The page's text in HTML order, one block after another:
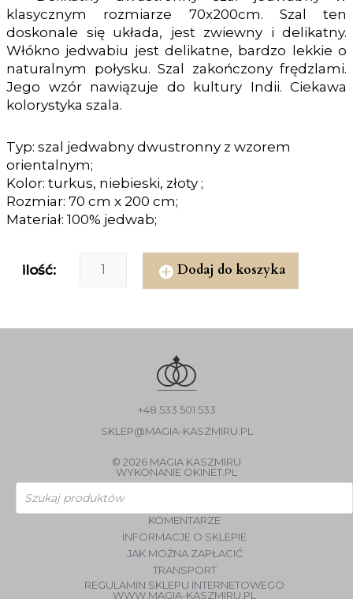
klasycznym rozmiarze 70x200cm. Szal ten
doskonale się układa, jest zwiewny i delikatny.
Włókno jedwabiu jest delikatne, bardzo lekkie o
naturalnym połysku. Szal zakończony frędzlami.
Jego wzór nawiązuje do kultury Indii. Ciekawa
kolorystyka szala.
Typ: szal jedwabny dwustronny z wzorem
orientalnym;
Kolor: turkus, niebieski, złoty ;
Rozmiar: 70 cm x 200 cm;
Materiał: 100% jedwab;
ilość: Dodaj do koszyka
+48 533 501 533
SKLEP@MAGIA-KASZMIRU.PL
© 2026 MAGIA KASZMIRU
WYKONANIE OKINET.PL
Wyszukiwarka
produktów
KOMENTARZE
INFORMACJE O SKLEPIE
JAK MOŻNA ZAPŁACIĆ
TRANSPORT
REGULAMIN SKLEPU INTERNETOWEGO
WWW.MAGIA-KASZMIRU.PL